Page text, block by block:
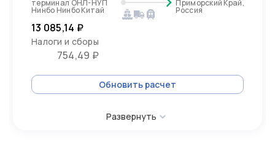
терминал ОНЛ-НУП
Нинбо Нинбо Китай
Приморский Край,
Россия
13 085,14 ₽
Налоги и сборы
754,49 ₽
Обновить расчет
Развернуть